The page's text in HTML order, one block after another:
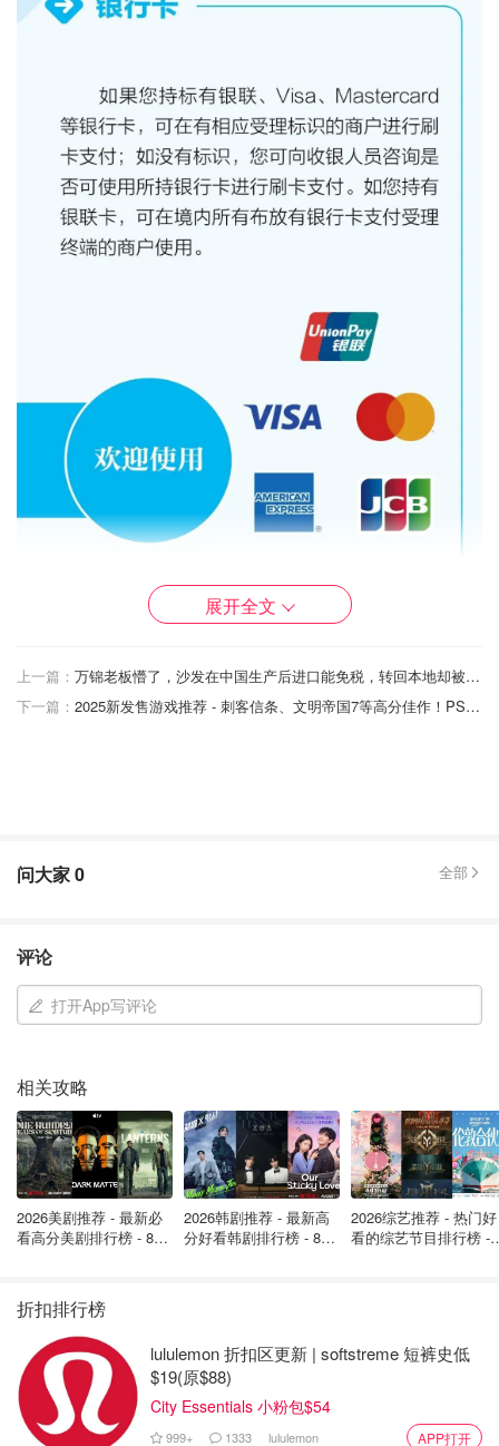
多种支付产品。
Mastercard、JCB、Diners Club、Discover等银行卡；
展开全文
上一篇：
万锦老板懵了，沙发在中国生产后进口能免税，转回本地却被收巨额关税！
下一篇：
2025新发售游戏推荐 - 刺客信条、文明帝国7等高分佳作！PS5、Switch、Xbox必玩！
问大家0 全部
评论
打开App写评论
相关攻略
2026美剧推荐 - 最新必
看高分美剧排行榜 - 8月
2026韩剧推荐 - 最新高
分好看韩剧排行榜 - 8月
2026综艺推荐 - 热门好
看的综艺节目排行榜 -
折扣排行榜
lululemon 折扣区更新 | softstreme 短裤史低
$19(原$88)
City Essentials 小粉包$54
999+ 1333 lululemon APP打开